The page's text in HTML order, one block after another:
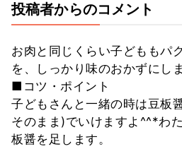
投稿者からのコメント
お肉と同じくらい子どももパ
を、しっかり味のおかずにし
■コツ・ポイント
子どもさんと一緒の時は豆板
そのまま)でいけますよ^^*わ
板醤を足します。